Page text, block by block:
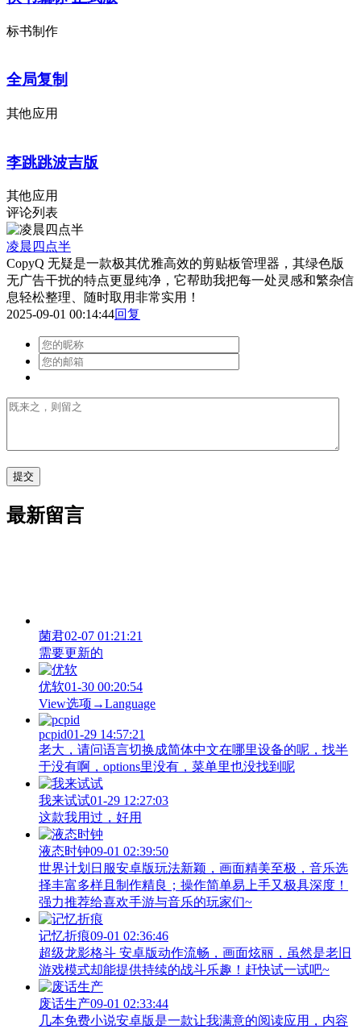
标书制作
全局复制
其他应用
李跳跳波吉版
其他应用
评论列表
凌晨四点半
CopyQ 无疑是一款极其优雅高效的剪贴板管理器，其绿色版
无广告干扰的特点更显纯净，它帮助我把每一处灵感和繁杂信
息轻松整理、随时取用非常实用！
2025-09-01 00:14:44回复
最新留言
菌君02-07 01:21:21
需要更新的
优软01-30 00:20:54
View‌选项→Language
pcpid01-29 14:57:21
老大，请问语言切换成简体中文在哪里设备的呢，找半
于没有啊，options里没有，菜单里也没找到呢
我来试试01-29 12:27:03
这款我用过，好用
液态时钟09-01 02:39:50
世界计划日服安卓版玩法新颖，画面精美至极，音乐选
择丰富多样且制作精良；操作简单易上手又极具深度！
强力推荐给喜欢手游与音乐的玩家们~
记忆折痕09-01 02:36:46
超级龙影格斗 安卓版动作流畅，画面炫丽，虽然是老旧
游戏模式却能提供持续的战斗乐趣！赶快试一试吧~
废话生产09-01 02:33:44
几本免费小说安卓版是一款让我满意的阅读应用，内容